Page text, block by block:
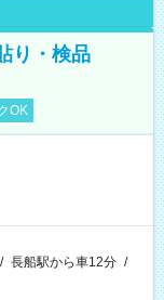
り・検品
OK
/ 長船駅から車12分 /